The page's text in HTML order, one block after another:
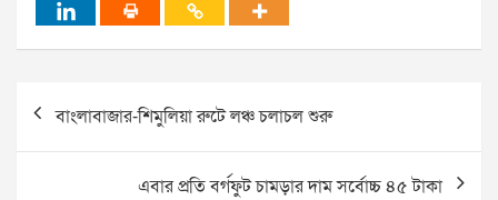
Post
navigation
বাংলাবাজার-শিমুলিয়া রুটে লঞ্চ চলাচল শুরু
এবার প্রতি বর্গফুট চামড়ার দাম সর্বোচ্চ ৪৫ টাকা